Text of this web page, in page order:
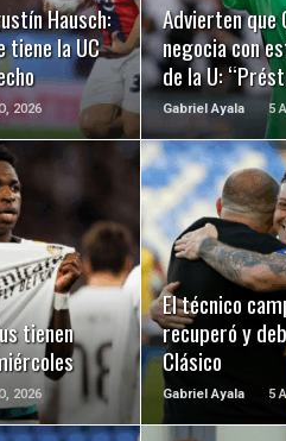
Hausch:
tiene la UC
2026
Advierten
negocia con
de la U:
Gabriel Ayala 5
tienen
2026
El técnico
recuperó y
Clásico
Gabriel Ayala 5